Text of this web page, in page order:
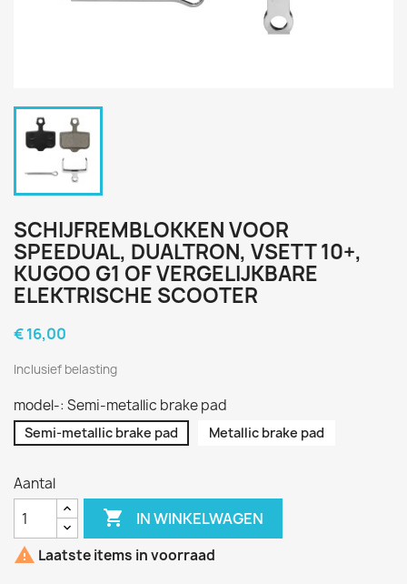
SCHIJFREMBLOKKEN VOOR
SPEEDUAL, DUALTRON, VSETT 10+,
KUGOO G1 OF VERGELIJKBARE
ELEKTRISCHE SCOOTER
€ 16,00
Inclusief belasting
model-: Semi-metallic brake pad
Semi-metallic brake pad Metallic brake pad
Aantal
 IN WINKELWAGEN
 Laatste items in voorraad